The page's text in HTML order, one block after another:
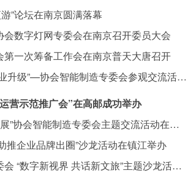
”论坛在南京圆满落幕
数字灯网专委会在南京召开委员大会
第一次筹备工作会在南京普天大唐召开
“智能制造引领产业升级”—协会智能制造专委会参观交流活动圆满举办
营示范推广会”在高邮成功举办
“智能制造 创新发展”协会智能制造专委会主题交流活动在南京举办
推企业品牌出圈”沙龙活动在镇江举办
协会数智文旅专委会 “数字新视界 共话新文旅”主题沙龙活动圆满举行